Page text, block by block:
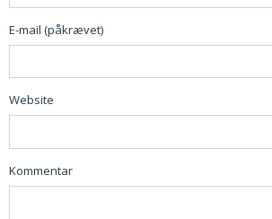
E-mail (påkrævet)
Website
Kommentar